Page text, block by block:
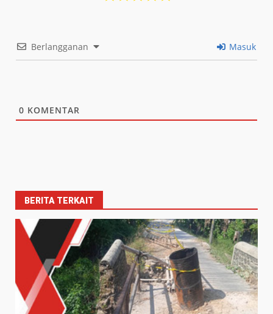
Berlangganan Masuk
0 KOMENTAR
BERITA TERKAIT